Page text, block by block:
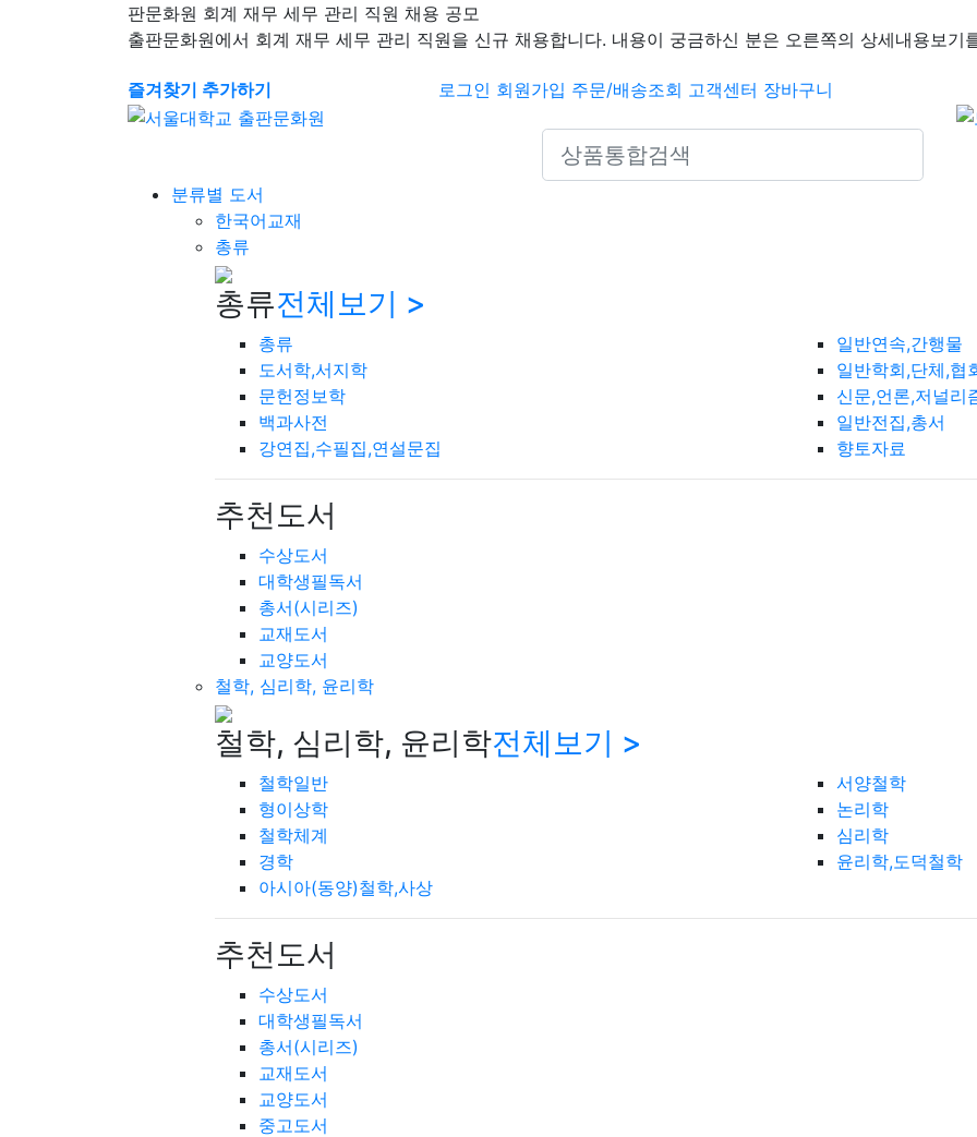
판문화원 회계 재무 세무 관리 직원 채용 공모
출판문화원에서 회계 재무 세무 관리 직원을 신규 채용합니다. 내용이 궁금하신 분은 오른쪽의 상세내용보기
즐겨찾기 추가하기 로그인 회원가입 주문/배송조회 고객센터 장바구니
Search icons
분류별 도서
한국어교재
총류
총류전체보기 >
총류
도서학,서지학
문헌정보학
백과사전
강연집,수필집,연설문집
일반연속,간행물
일반학회,단체,협
신문,언론,저널리
일반전집,총서
향토자료
추천도서
수상도서
대학생필독서
총서(시리즈)
교재도서
교양도서
철학, 심리학, 윤리학
철학, 심리학, 윤리학전체보기 >
철학일반
형이상학
철학체계
경학
아시아(동양)철학,사상
서양철학
논리학
심리학
윤리학,도덕철학
추천도서
수상도서
대학생필독서
총서(시리즈)
교재도서
교양도서
중고도서